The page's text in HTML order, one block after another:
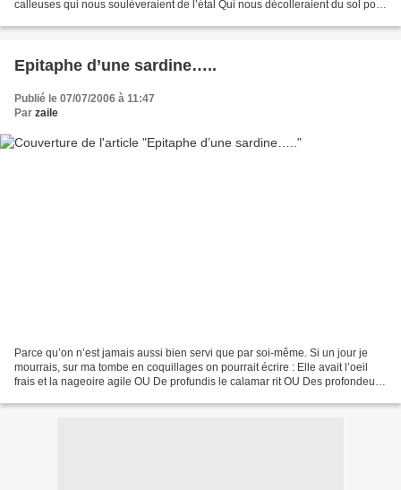
calleuses qui nous soulèveraient de l’étal Qui nous décolleraient du sol pour
Epitaphe d’une sardine…..
Publié le 07/07/2006 à 11:47
Par zaile
Parce qu’on n’est jamais aussi bien servi que par soi-même. Si un jour je
mourrais, sur ma tombe en coquillages on pourrait écrire : Elle avait l’oeil
frais et la nageoire agile OU De profundis le calamar rit OU Des profondeurs